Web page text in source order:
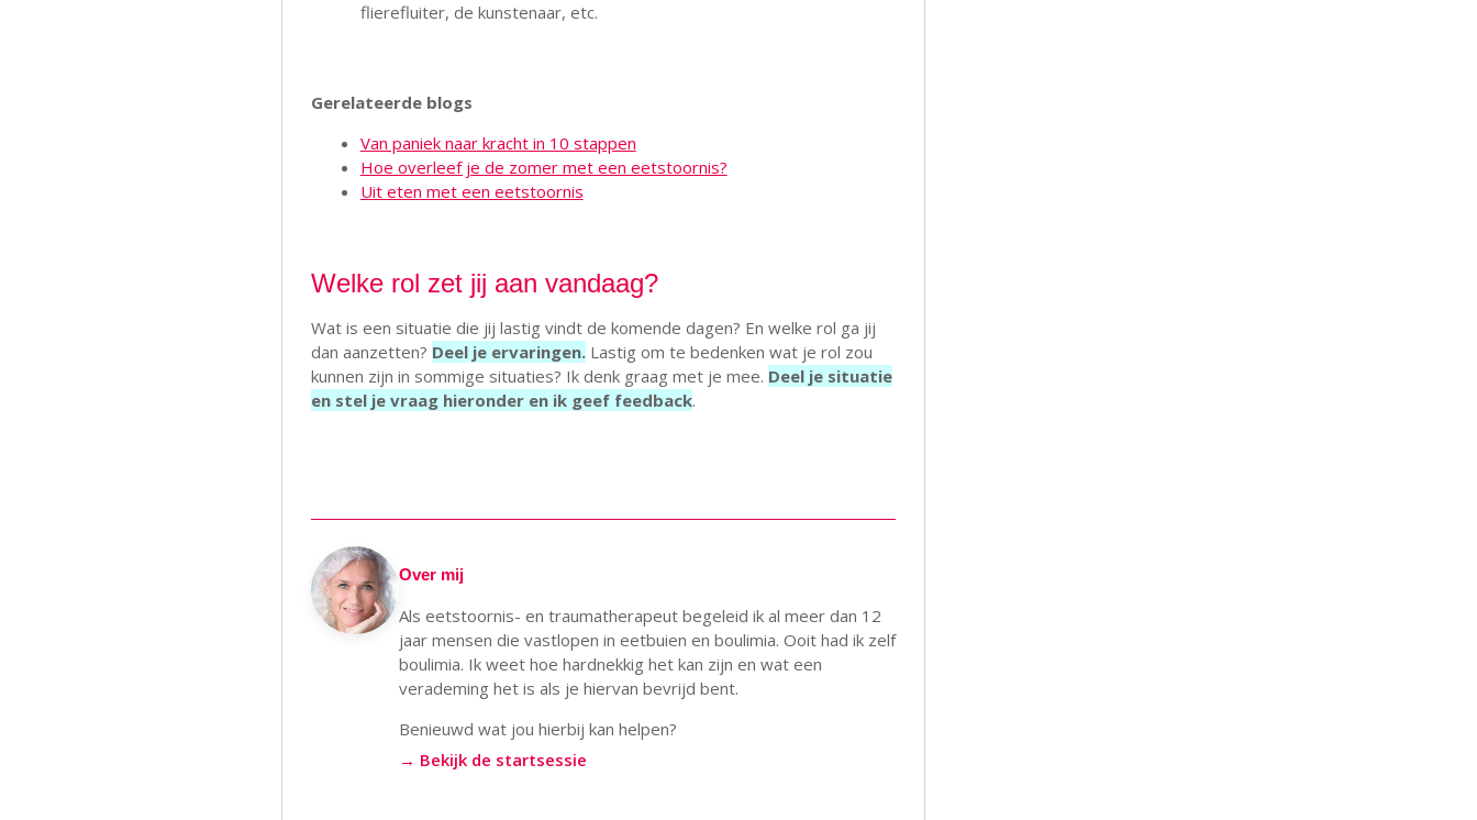
flierefluiter, de kunstenaar, etc.
Gerelateerde blogs
Van paniek naar kracht in 10 stappen
Hoe overleef je de zomer met een eetstoornis?
Uit eten met een eetstoornis
Welke rol zet jij aan vandaag?
Wat is een situatie die jij lastig vindt de komende dagen? En welke rol ga jij
dan aanzetten? Deel je ervaringen.Lastig om te bedenken wat je rol zou
kunnen zijn in sommige situaties? Ik denk graag met je mee. Deel je situatie
en stel je vraag hieronder en ik geef feedback.
Over mij
Als eetstoornis- en traumatherapeut begeleid ik al meer dan 12
jaar mensen die vastlopen in eetbuien en boulimia. Ooit had ik zelf
boulimia. Ik weet hoe hardnekkig het kan zijn en wat een
verademing het is als je hiervan bevrijd bent.
Benieuwd wat jou hierbij kan helpen?
→ Bekijk de startsessie